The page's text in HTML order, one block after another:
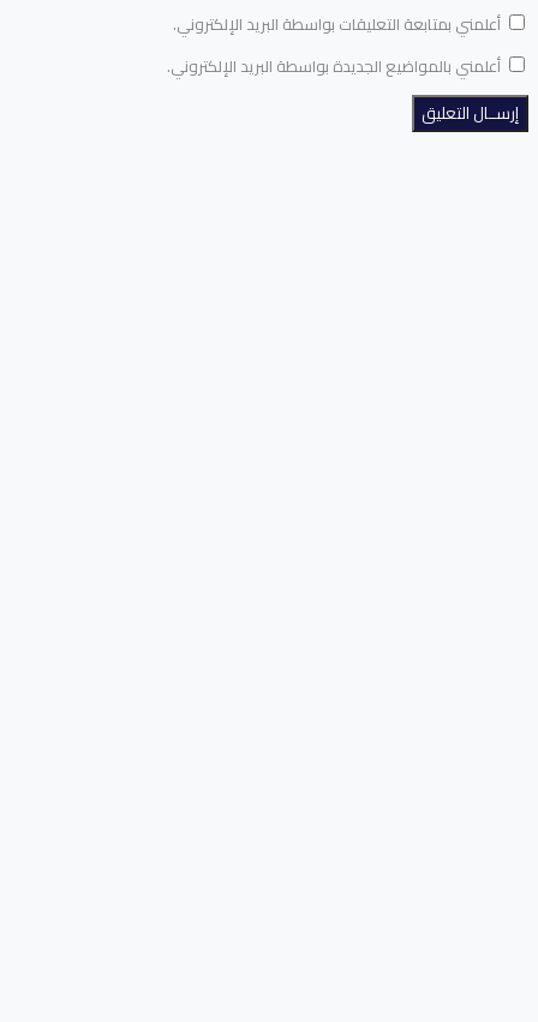
أعلمني بمتابعة التعليقات بواسطة البريد الإلكتروني.
أعلمني بالمواضيع الجديدة بواسطة البريد الإلكتروني.